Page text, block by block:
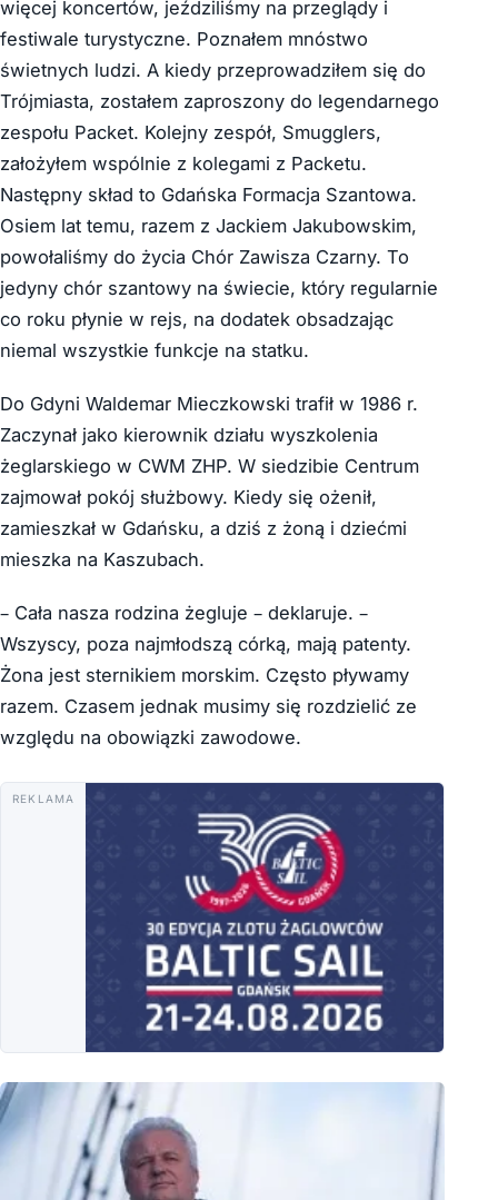
więcej koncertów, jeździliśmy na przeglądy i
festiwale turystyczne. Poznałem mnóstwo
świetnych ludzi. A kiedy przeprowadziłem się do
Trójmiasta, zostałem zaproszony do legendarnego
zespołu Packet. Kolejny zespół, Smugglers,
założyłem wspólnie z kolegami z Packetu.
Następny skład to Gdańska Formacja Szantowa.
Osiem lat temu, razem z Jackiem Jakubowskim,
powołaliśmy do życia Chór Zawisza Czarny. To
jedyny chór szantowy na świecie, który regularnie
co roku płynie w rejs, na dodatek obsadzając
niemal wszystkie funkcje na statku.
Do Gdyni Waldemar Mieczkowski trafił w 1986 r.
Zaczynał jako kierownik działu wyszkolenia
żeglarskiego w CWM ZHP. W siedzibie Centrum
zajmował pokój służbowy. Kiedy się ożenił,
zamieszkał w Gdańsku, a dziś z żoną i dziećmi
mieszka na Kaszubach.
– Cała nasza rodzina żegluje – deklaruje. –
Wszyscy, poza najmłodszą córką, mają patenty.
Żona jest sternikiem morskim. Często pływamy
razem. Czasem jednak musimy się rozdzielić ze
względu na obowiązki zawodowe.
REKLAMA